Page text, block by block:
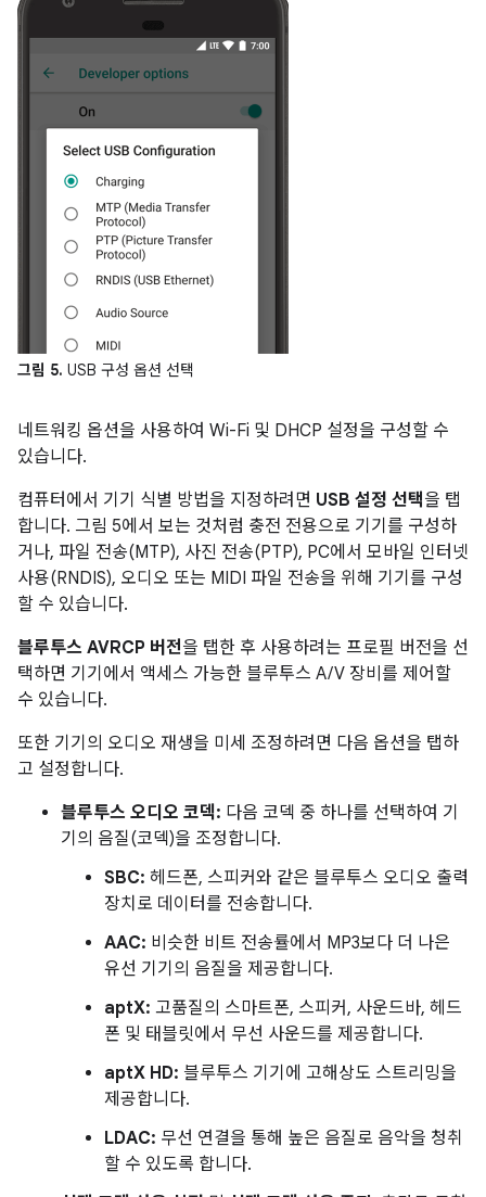
그림 5. USB 구성 옵션 선택
네트워킹 옵션을 사용하여 Wi-Fi 및 DHCP 설정을 구성할 수
있습니다.
컴퓨터에서 기기 식별 방법을 지정하려면 USB 설정 선택을 탭
합니다. 그림 5에서 보는 것처럼 충전 전용으로 기기를 구성하
거나, 파일 전송(MTP), 사진 전송(PTP), PC에서 모바일 인터넷
사용(RNDIS), 오디오 또는 MIDI 파일 전송을 위해 기기를 구성
할 수 있습니다.
블루투스 AVRCP 버전을 탭한 후 사용하려는 프로필 버전을 선
택하면 기기에서 액세스 가능한 블루투스 A/V 장비를 제어할
수 있습니다.
또한 기기의 오디오 재생을 미세 조정하려면 다음 옵션을 탭하
고 설정합니다.
블루투스 오디오 코덱: 다음 코덱 중 하나를 선택하여 기
기의 음질(코덱)을 조정합니다.
SBC: 헤드폰, 스피커와 같은 블루투스 오디오 출력
장치로 데이터를 전송합니다.
AAC: 비슷한 비트 전송률에서 MP3보다 더 나은
유선 기기의 음질을 제공합니다.
aptX: 고품질의 스마트폰, 스피커, 사운드바, 헤드
폰 및 태블릿에서 무선 사운드를 제공합니다.
aptX HD: 블루투스 기기에 고해상도 스트리밍을
제공합니다.
LDAC: 무선 연결을 통해 높은 음질로 음악을 청취
할 수 있도록 합니다.